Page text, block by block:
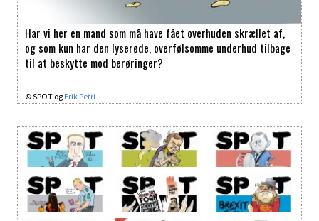
Har vi her en mand som må have fået overhuden skrællet af,
og som kun har den lyserøde, overfølsomme underhud tilbage
til at beskytte mod berøringer?
© SPOT og Erik Petri